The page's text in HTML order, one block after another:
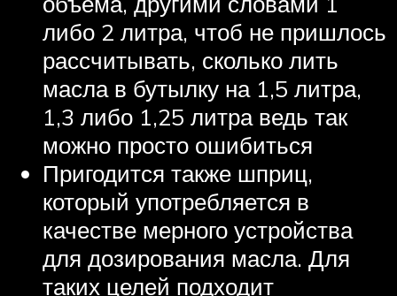
либо 2 литра, чтоб не пришлось
рассчитывать, сколько лить
масла в бутылку на 1,5 литра,
1,3 либо 1,25 литра ведь так
можно просто ошибиться
Пригодится также шприц,
который употребляется в
качестве мерного устройства
для дозирования масла. Для
таких целей подходит